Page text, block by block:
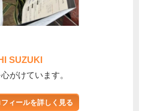
SUZUKI
がけています。
ィールを詳しく見る